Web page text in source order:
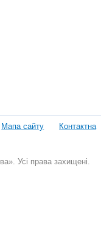
Мапа сайту
Контактна
Усі права захищені.